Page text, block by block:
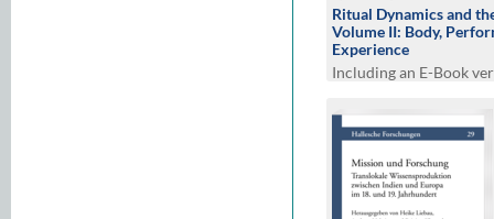
Performance, Agency
State, Power and
Media and Visuality
spaces
Ritual Dynamics and
Volume II: Body,
Experience
Including an E-Book
Venbrux, Thomas
(Section II), Jan
(Section IV)